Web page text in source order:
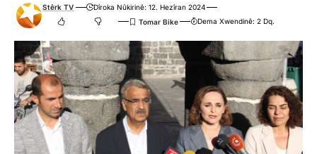
Stêrk TV
Dîroka Nûkirinê: 12. Hezîran 2024
Dema Xwendinê: 2 Dq.